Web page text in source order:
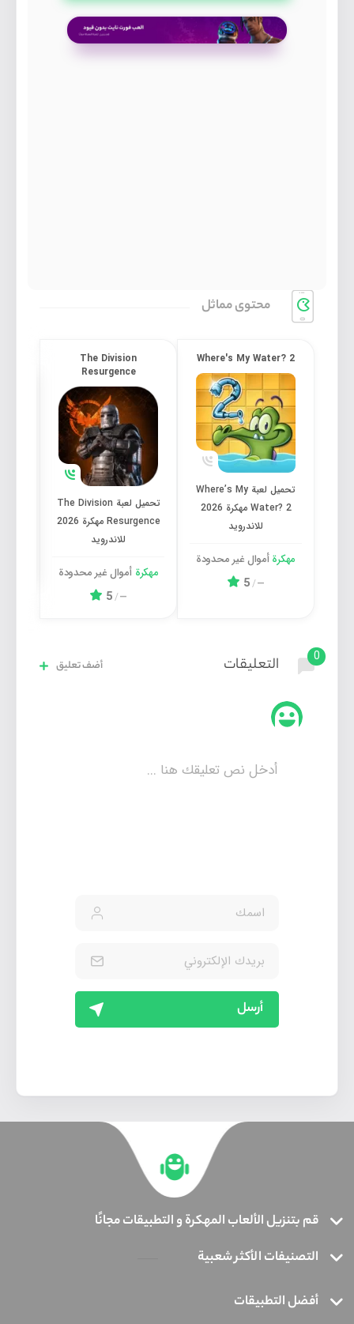
محتوی مماثل
Where's My Water? 2
تحميل لعبة Where’s My Water? 2 مهكرة 2026 للاندرويد
تحميل لعبة Where’s My
Water? 2 مهكرة 2026
للاندرويد
مهكرةأموال غیر محدودة
—
/
5
The Division
Resurgence
تحميل لعبة The Division Resurgence مهكرة 2026 للاندرويد
تحميل لعبة The Division
Resurgence مهكرة 2026
للاندرويد
مهكرةأموال غیر محدودة
—
/
5
0 التعليقات أضف تعليق
أرسل
قم بتنزيل الألعاب المهكرة و التطبيقات مجانًا
التصنيفات الأكثر شعبية
أفضل التطبيقات